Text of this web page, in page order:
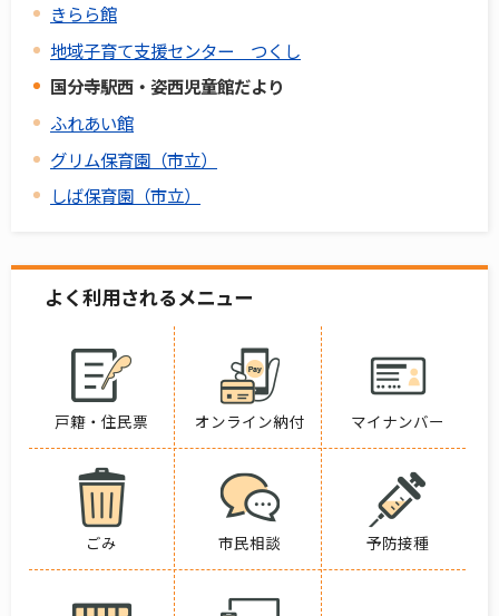
きらら館
地域子育て支援センター つくし
国分寺駅西・姿西児童館だより
ふれあい館
グリム保育園（市立）
しば保育園（市立）
よく利用されるメニュー
戸籍・住民票 オンライン納付 マイナンバー
ごみ 市民相談 予防接種